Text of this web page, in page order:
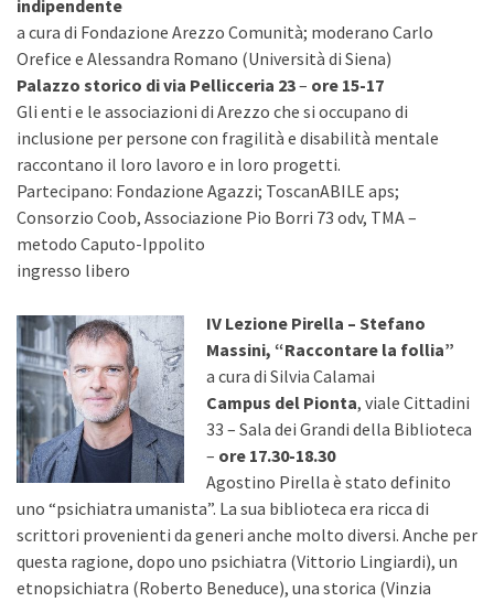
indipendente
a cura di Fondazione Arezzo Comunità; moderano Carlo
Orefice e Alessandra Romano (Università di Siena)
Palazzo storico di via Pellicceria 23– ore 15-17
Gli enti e le associazioni di Arezzo che si occupano di
inclusione per persone con fragilità e disabilità mentale
raccontano il loro lavoro e in loro progetti.
Partecipano: Fondazione Agazzi; ToscanABILE aps;
Consorzio Coob, Associazione Pio Borri 73 odv, TMA –
metodo Caputo-Ippolito
ingresso libero
IV Lezione Pirella – Stefano
Massini, “Raccontare la follia”
a cura di Silvia Calamai
Campus del Pionta, viale Cittadini
33 – Sala dei Grandi della Biblioteca
– ore 17.30-18.30
Agostino Pirella è stato definito
uno “psichiatra umanista”. La sua biblioteca era ricca di
scrittori provenienti da generi anche molto diversi. Anche per
questa ragione, dopo uno psichiatra (Vittorio Lingiardi), un
etnopsichiatra (Roberto Beneduce), una storica (Vinzia